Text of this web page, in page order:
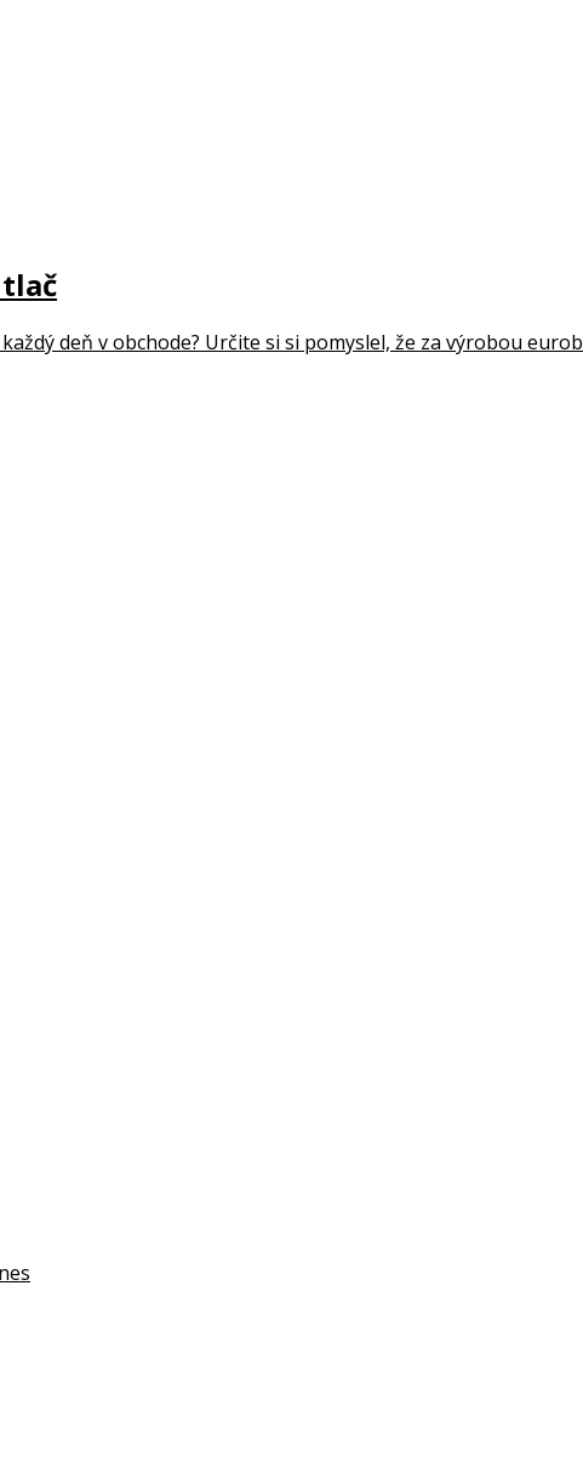
deň v obchode? Určite si si pomyslel, že za výrobou